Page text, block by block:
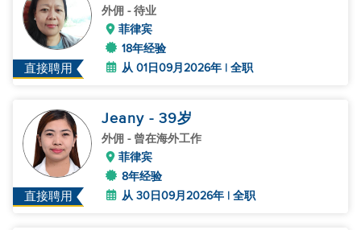
直接聘用
外佣 - 待业
菲律宾
18年经验
从 01日09月2026年 | 全职
直接聘用
Jeany - 39岁
外佣 - 曾在海外工作
菲律宾
8年经验
从 30日09月2026年 | 全职